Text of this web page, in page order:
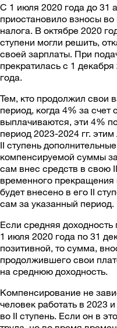
С 1 июля 2020 года до 31
приостановило взносы во
налога. В октябре 2020
ступени могли решить,
своей зарплаты. При
прекратилась с 1
года.
Тем, кто продолжил свои
период, когда 4% за счет
выплачиваются, эти 4%
период 2023-2024 гг.
II ступень
компенсируемой суммы
сам внес средств в свою
временного прекращения
будет внесено в его II
сам за указанный период.
Если средняя
1 июля 2020 года по 31
позитивной, то сумма,
продолжившего свои
на среднюю доходность.
Компенсирование не
человек работать в 2023
во II ступень. Если он в